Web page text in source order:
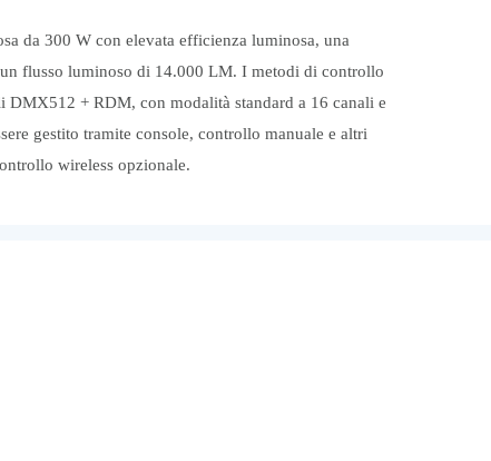
da 300 W con elevata efficienza luminosa, una
flusso luminoso di 14.000 LM. I metodi di controllo
DMX512 + RDM, con modalità standard a 16 canali e
gestito tramite console, controllo manuale e altri
wireless opzionale.